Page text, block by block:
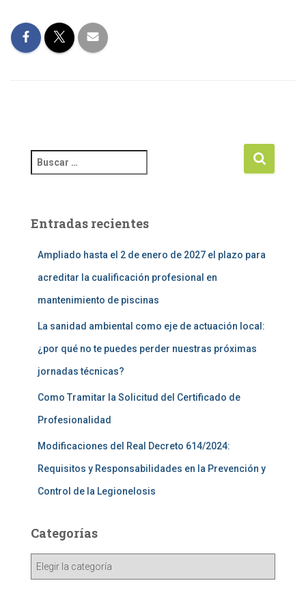
Entradas recientes
Ampliado hasta el 2 de enero de 2027 el plazo para
acreditar la cualificación profesional en
mantenimiento de piscinas
La sanidad ambiental como eje de actuación local:
¿por qué no te puedes perder nuestras próximas
jornadas técnicas?
Como Tramitar la Solicitud del Certificado de
Profesionalidad
Modificaciones del Real Decreto 614/2024:
Requisitos y Responsabilidades en la Prevención y
Control de la Legionelosis
Categorías